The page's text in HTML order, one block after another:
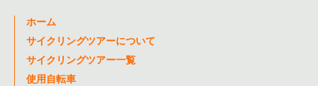
ホーム
サイクリングツアーについて
サイクリングツアー一覧
使用自転車